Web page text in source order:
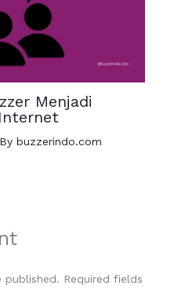
Menjadi
buzzerindo.com
published. Required fields